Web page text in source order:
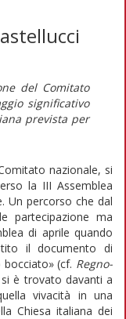
del Comitato
significativo
prevista per
nazionale, si
la III Assemblea
Un percorso che dal
partecipazione ma
di aprile quando
il documento di
(cf. Regno-
è trovato davanti a
vivacità in una
Chiesa italiana dei